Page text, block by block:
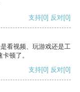
支持[0] 反对[0]
看视频、玩游戏还是工
顿了。
支持[0] 反对[0]